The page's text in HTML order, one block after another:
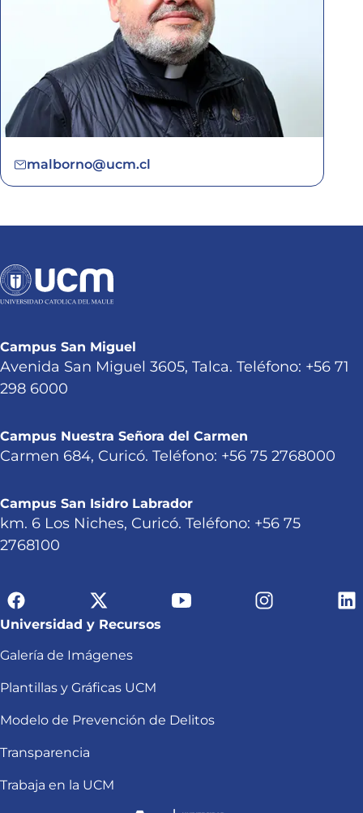
malborno@ucm.cl
Campus San Miguel
Avenida San Miguel 3605, Talca. Teléfono: +56 71
298 6000
Campus Nuestra Señora del Carmen
Carmen 684, Curicó. Teléfono: +56 75 2768000
Campus San Isidro Labrador
km. 6 Los Niches, Curicó. Teléfono: +56 75
2768100
Universidad y Recursos
Galería de Imágenes
Plantillas y Gráficas UCM
Modelo de Prevención de Delitos
Transparencia
Trabaja en la UCM